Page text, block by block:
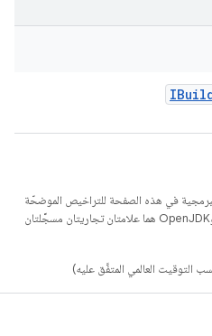
في هذه الصفحة للتراخيص الموضحّة
. إنّ Java وOpenJDK هما علامتان تجاريتان مسجَّلتان